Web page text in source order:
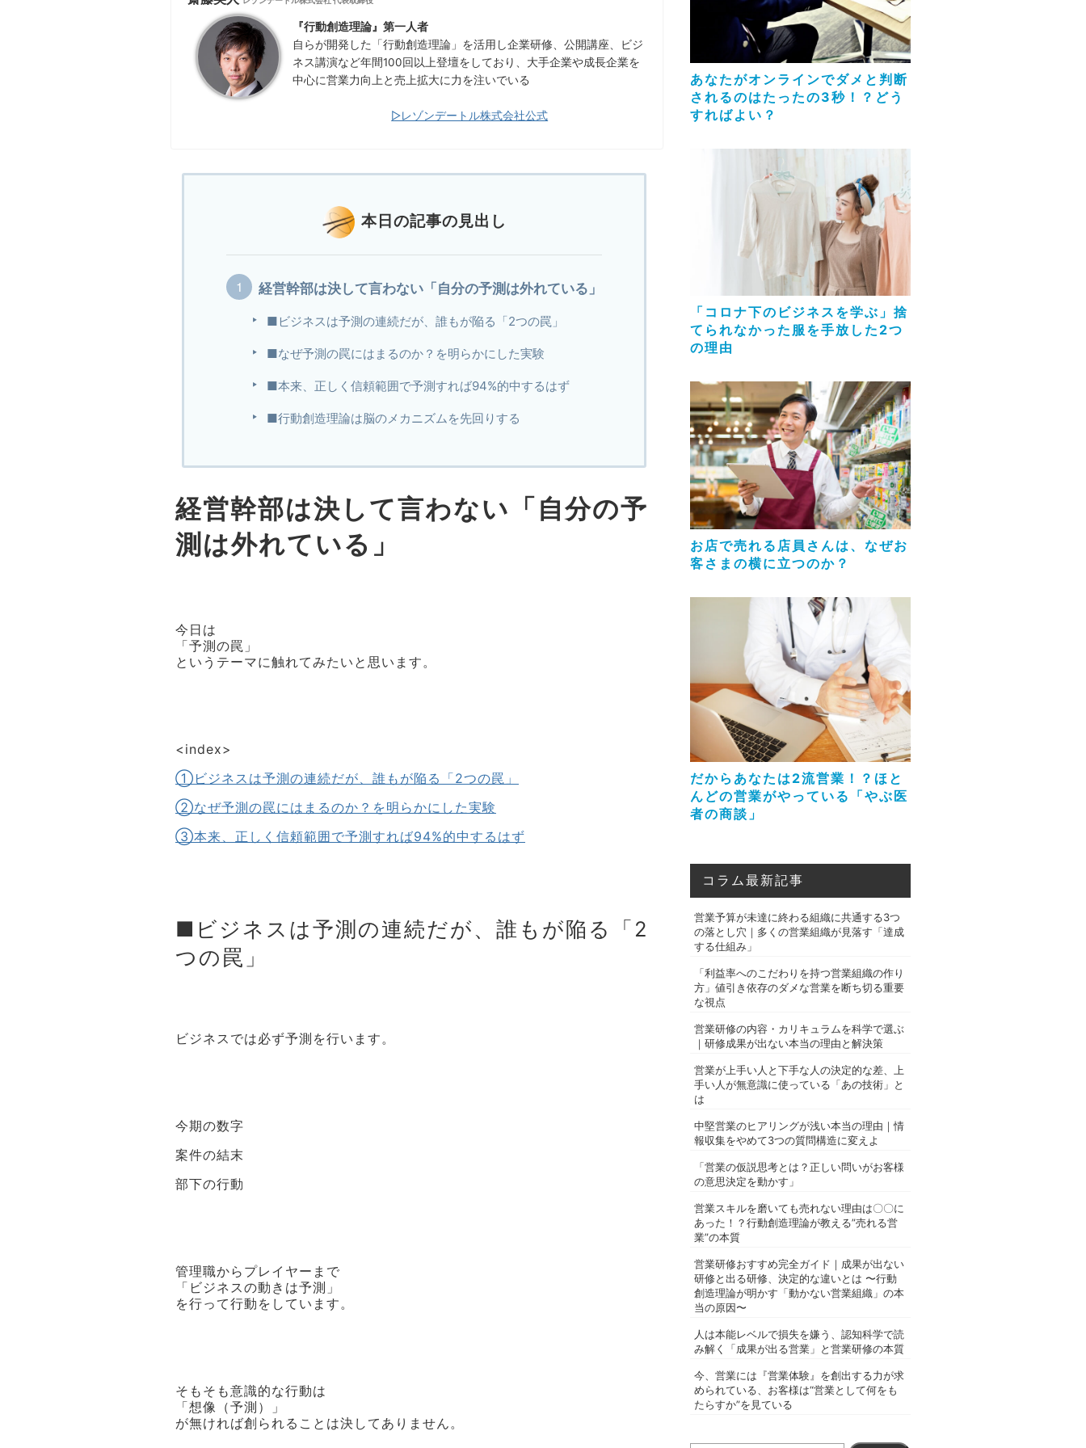
『行動創造理論』第一人者
自らが開発した「行動創造理論」を活用し企業研修、公開講座、ビジ
ネス講演など年間100回以上登壇をしており、大手企業や成長企業を
中心に営業力向上と売上拡大に力を注いでいる
▷レゾンデートル株式会社公式
本日の記事の見出し
経営幹部は決して言わない「自分の予測は外れている」
■ビジネスは予測の連続だが、誰もが陥る「2つの罠」
■なぜ予測の罠にはまるのか？を明らかにした実験
■本来、正しく信頼範囲で予測すれば94%的中するはず
■行動創造理論は脳のメカニズムを先回りする
経営幹部は決して言わない「自分の予
測は外れている」
今日は
「予測の罠」
というテーマに触れてみたいと思います。
<index>
①ビジネスは予測の連続だが、誰もが陥る「2つの罠」
②なぜ予測の罠にはまるのか？を明らかにした実験
③本来、正しく信頼範囲で予測すれば94%的中するはず
■ビジネスは予測の連続だが、誰もが陥る「2
つの罠」
ビジネスでは必ず予測を行います。
今期の数字
案件の結末
部下の行動
管理職からプレイヤーまで
「ビジネスの動きは予測」
を行って行動をしています。
そもそも意識的な行動は
「想像（予測）」
が無ければ創られることは決してありません。
あなたがオンラインでダメと判断
されるのはたったの3秒！？どう
すればよい？
「コロナ下のビジネスを学ぶ」捨
てられなかった服を手放した2つ
の理由
お店で売れる店員さんは、なぜお
客さまの横に立つのか？
だからあなたは2流営業！？ほと
んどの営業がやっている「やぶ医
者の商談」
コラム最新記事
営業予算が未達に終わる組織に共通する3つ
の落とし穴｜多くの営業組織が見落す「達成
する仕組み」
「利益率へのこだわりを持つ営業組織の作り
方」値引き依存のダメな営業を断ち切る重要
な視点
営業研修の内容・カリキュラムを科学で選ぶ
｜研修成果が出ない本当の理由と解決策
営業が上手い人と下手な人の決定的な差、上
手い人が無意識に使っている「あの技術」と
は
中堅営業のヒアリングが浅い本当の理由｜情
報収集をやめて3つの質問構造に変えよ
「営業の仮説思考とは？正しい問いがお客様
の意思決定を動かす」
営業スキルを磨いても売れない理由は〇〇に
あった！？行動創造理論が教える”売れる営
業”の本質
営業研修おすすめ完全ガイド｜成果が出ない
研修と出る研修、決定的な違いとは 〜行動
創造理論が明かす「動かない営業組織」の本
当の原因〜
人は本能レベルで損失を嫌う、認知科学で読
み解く「成果が出る営業」と営業研修の本質
今、営業には『営業体験』を創出する力が求
められている、お客様は“営業として何をも
たらすか”を見ている